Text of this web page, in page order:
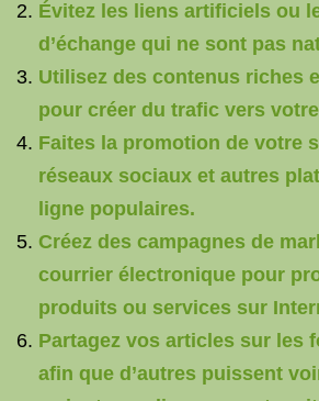
Évitez les liens artificiels ou
d’échange qui ne sont pas
Utilisez des contenus riches
pour créer du trafic vers
Faites la promotion de votre
réseaux sociaux et autres
ligne populaires.
Créez des campagnes de
courrier électronique pour
produits ou services sur
Partagez vos articles sur les
afin que d’autres puissent